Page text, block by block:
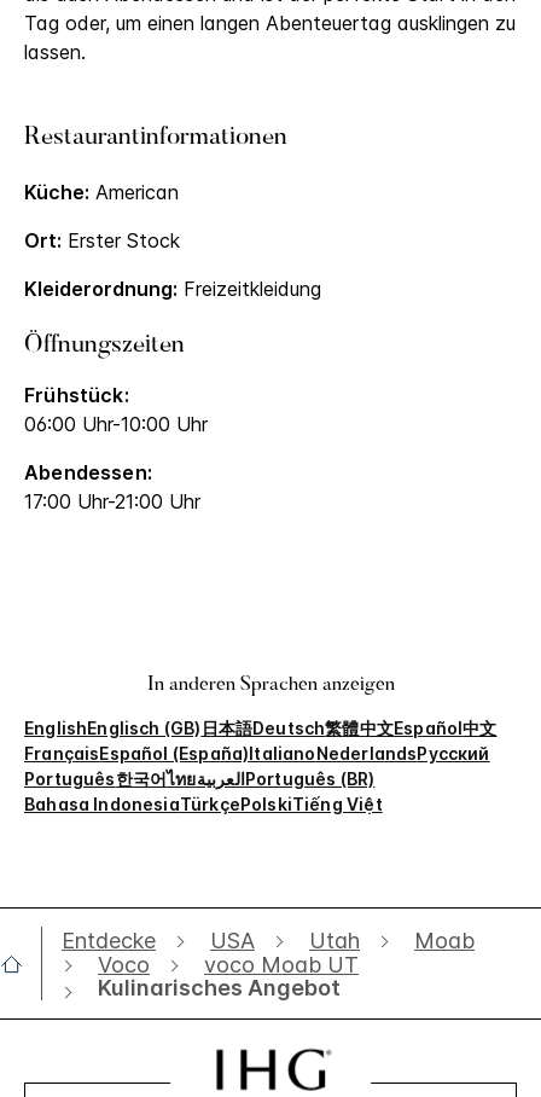
Tag oder, um einen langen Abenteuertag ausklingen zu
lassen.
Restaurantinformationen
Küche: American
Ort: Erster Stock
Kleiderordnung: Freizeitkleidung
Öffnungszeiten
Frühstück:
06:00 Uhr-10:00 Uhr
Abendessen:
17:00 Uhr-21:00 Uhr
In anderen Sprachen anzeigen
EnglishEnglisch (GB) 日本語Deutsch繁體中文Español中文
FrançaisEspañol (España)ItalianoNederlandsРусский
Português한국어ไทยالعربيةPortuguês (BR)
Bahasa IndonesiaTürkçePolskiTiếng Việt
Entdecke USA Utah
Moab
Voco
voco Moab UT
Kulinarisches Angebot